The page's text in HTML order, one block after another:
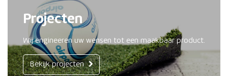
Projecten
Wij engineeren uw wensen tot een maakbaar product.
Bekijk projecten